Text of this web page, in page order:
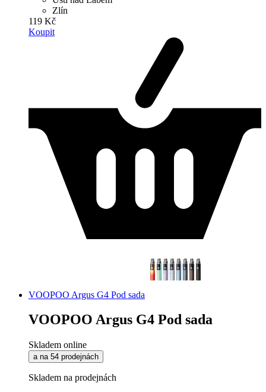
Zlín
119 Kč
Koupit
VOOPOO Argus G4 Pod sada
VOOPOO Argus G4 Pod sada
Skladem online
a na 54 prodejnách
Skladem na prodejnách